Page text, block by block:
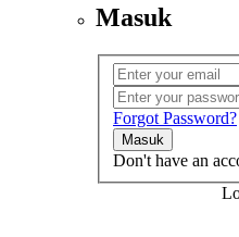
Masuk
Forgot Password?
Masuk
Don't have an